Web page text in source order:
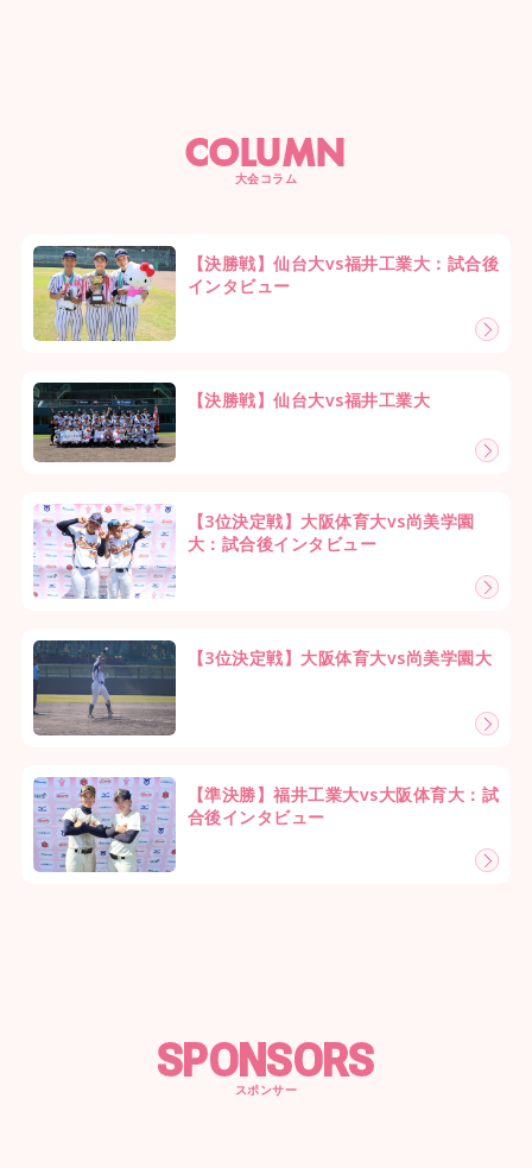
COLUMN
大会コラム
【決勝戦】仙台大vs福井工業大：試合後
インタビュー
【決勝戦】仙台大vs福井工業大
【3位決定戦】大阪体育大vs尚美学園
大：試合後インタビュー
【3位決定戦】大阪体育大vs尚美学園大
【準決勝】福井工業大vs大阪体育大：試
合後インタビュー
SPONSORS
スポンサー